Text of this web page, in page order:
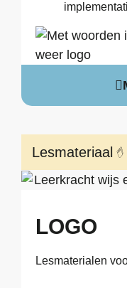
Lesmateriaal
LOGO
Lesmaterialen